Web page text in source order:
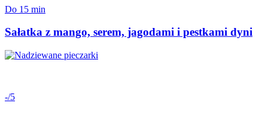
Do 15 min
Sałatka z mango, serem, jagodami i pestkami dyni
-/5